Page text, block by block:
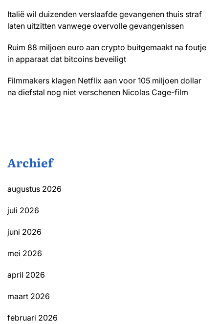
Italië wil duizenden verslaafde gevangenen thuis straf
laten uitzitten vanwege overvolle gevangenissen
Ruim 88 miljoen euro aan crypto buitgemaakt na foutje
in apparaat dat bitcoins beveiligt
Filmmakers klagen Netflix aan voor 105 miljoen dollar
na diefstal nog niet verschenen Nicolas Cage-film
Archief
augustus 2026
juli 2026
juni 2026
mei 2026
april 2026
maart 2026
februari 2026